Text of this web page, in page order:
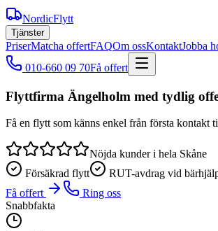
NordicFlytt
Tjänster
PriserMatcha offertFAQOm ossKontaktJobba
010-660 09 70Få offert
Flyttfirma Ängelholm med tydlig
Få en flytt som känns enkel från första kontakt
Nöjda kunder i hela Skåne
Försäkrad flytt
RUT-avdrag vid
Få offert
Ring oss
Snabbfakta